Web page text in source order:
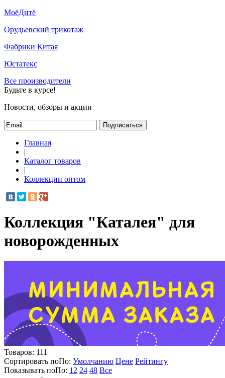
МоёДитё
Орудьевский трикотаж
Фабрики Китая
Юстатекс
Все производители
Будьте в курсе!
Новости, обзоры и акции
Подписаться
Главная
|
Каталог товаров
|
Коллекции оптом
Коллекция "Каталея" для
новорожденных
Товаров: 111
Сортировать поПо: Умолчанию Цене Рейтингу
Показывать поПо: 12 24 48 Все